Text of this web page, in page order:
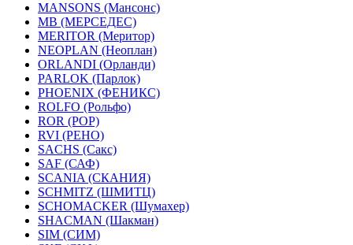
MANSONS (Мансонс)
MB (МЕРСЕДЕС)
MERITOR (Меритор)
NEOPLAN (Неоплан)
ORLANDI (Орланди)
PARLOK (Парлок)
PHOENIX (ФЕНИКС)
ROLFO (Рольфо)
ROR (РОР)
RVI (РЕНО)
SACHS (Сакс)
SAF (САФ)
SCANIA (СКАНИЯ)
SCHMITZ (ШМИТЦ)
SCHOMACKER (Шумахер)
SHACMAN (Шакман)
SIM (СИМ)